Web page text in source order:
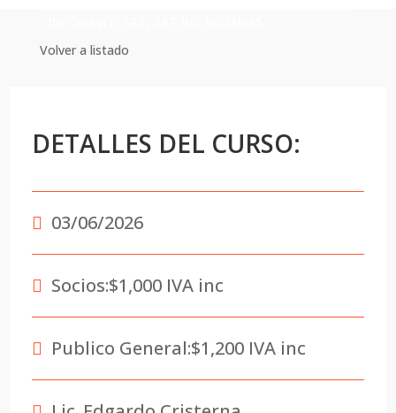
Volver a listado
DETALLES DEL CURSO:
03/06/2026
Socios:$1,000 IVA inc
Publico General:$1,200 IVA inc